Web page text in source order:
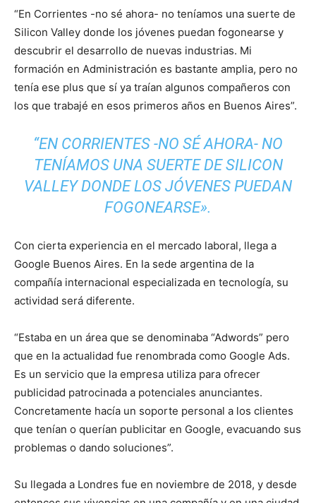
“En Corrientes -no sé ahora- no teníamos una suerte de
Silicon Valley donde los jóvenes puedan fogonearse y
descubrir el desarrollo de nuevas industrias. Mi
formación en Administración es bastante amplia, pero no
tenía ese plus que sí ya traían algunos compañeros con
los que trabajé en esos primeros años en Buenos Aires”.
“EN CORRIENTES -NO SÉ AHORA- NO
TENÍAMOS UNA SUERTE DE SILICON
VALLEY DONDE LOS JÓVENES PUEDAN
FOGONEARSE».
Con cierta experiencia en el mercado laboral, llega a
Google Buenos Aires. En la sede argentina de la
compañía internacional especializada en tecnología, su
actividad será diferente.
“Estaba en un área que se denominaba “Adwords” pero
que en la actualidad fue renombrada como Google Ads.
Es un servicio que la empresa utiliza para ofrecer
publicidad patrocinada a potenciales anunciantes.
Concretamente hacía un soporte personal a los clientes
que tenían o querían publicitar en Google, evacuando sus
problemas o dando soluciones”.
Su llegada a Londres fue en noviembre de 2018, y desde